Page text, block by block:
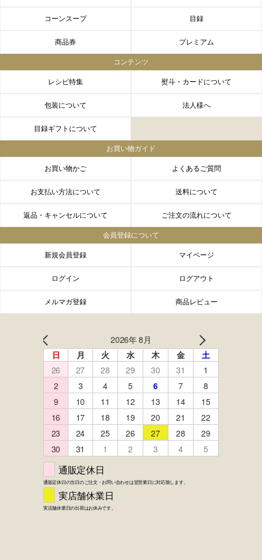
長寿祝い 法人ギフト
コーンスープ 目録
商品券 プレミアム
コンテンツ
レシピ特集 熨斗・カードについて
包装について 法人様へ
目録ギフトについて
お買い物ガイド
お買い物かご よくあるご質問
お支払い方法について 送料について
返品・キャンセルについて ご注文の流れについて
会員登録について
新規会員登録 マイページ
ログイン ログアウト
メルマガ登録 商品レビュー